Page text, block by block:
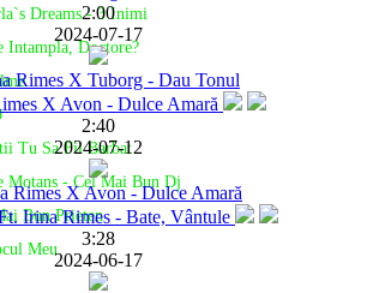
Dreams - 3 Inimi
Intampla, Doctore?
Tu Sa Fii Barbat
Motans - Cel Mai Bun Dj
Bun Prieten
Meu
2:00
2024-07-17
Rimes X Tuborg - Dau Tonul
2:40
2024-07-12
Rimes X Avon - Dulce Amară
3:28
2024-06-17